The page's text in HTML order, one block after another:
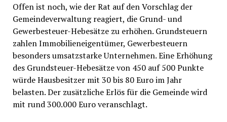
Offen ist noch, wie der Rat auf den Vorschlag der
Gemeindeverwaltung reagiert, die Grund- und
Gewerbesteuer-Hebesätze zu erhöhen. Grundsteuern
zahlen Immobilieneigentümer, Gewerbesteuern
besonders umsatzstarke Unternehmen. Eine Erhöhung
des Grundsteuer-Hebesätze von 450 auf 500 Punkte
würde Hausbesitzer mit 30 bis 80 Euro im Jahr
belasten. Der zusätzliche Erlös für die Gemeinde wird
mit rund 300.000 Euro veranschlagt.